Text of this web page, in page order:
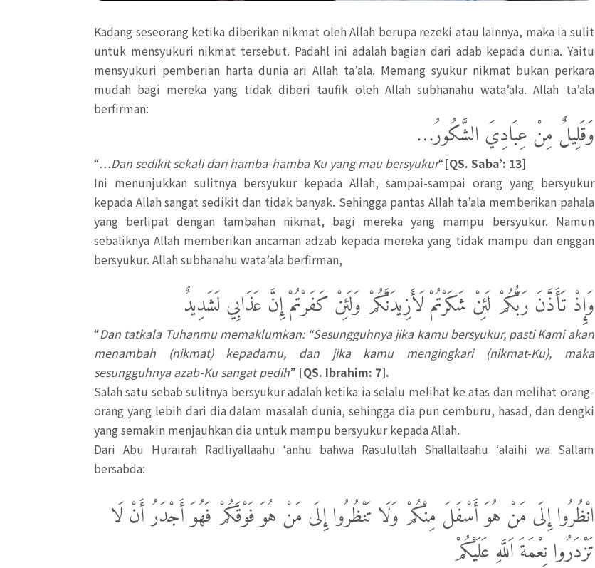
Kadang seseorang ketika diberikan nikmat oleh Allah berupa rezeki atau lainnya, maka ia sulit
untuk mensyukuri nikmat tersebut. Padahl ini adalah bagian dari adab kepada dunia. Yaitu
mensyukuri pemberian harta dunia ari Allah ta’ala. Memang syukur nikmat bukan perkara
mudah bagi mereka yang tidak diberi taufik oleh Allah subhanahu wata’ala. Allah ta’ala
berfirman:
وَقَلِيلٌ مِنْ عِبَادِيَ الشَّكُورُ…
“…Dan sedikit sekali dari hamba-hamba Ku yang mau bersyukur“[QS. Saba’: 13]
Ini menunjukkan sulitnya bersyukur kepada Allah, sampai-sampai orang yang bersyukur
kepada Allah sangat sedikit dan tidak banyak. Sehingga pantas Allah ta’ala memberikan pahala
yang berlipat dengan tambahan nikmat, bagi mereka yang mampu bersyukur. Namun
sebaliknya Allah memberikan ancaman adzab kepada mereka yang tidak mampu dan enggan
bersyukur. Allah subhanahu wata’ala berfirman,
وَإِذْ تَأَذَّنَ رَبُّكُمْ لَئِنْ شَكَرْتُمْ لَأَزِيدَنَّكُمْ وَلَئِنْ كَفَرْتُمْ إِنَّ عَذَابِي لَشَدِيدٌ
“Dan tatkala Tuhanmu memaklumkan: “Sesungguhnya jika kamu bersyukur, pasti Kami akan
menambah (nikmat) kepadamu, dan jika kamu mengingkari (nikmat-Ku), maka
sesungguhnya azab-Ku sangat pedih” [QS. Ibrahim: 7].
Salah satu sebab sulitnya bersyukur adalah ketika ia selalu melihat ke atas dan melihat orang-
orang yang lebih dari dia dalam masalah dunia, sehingga dia pun cemburu, hasad, dan dengki
yang semakin menjauhkan dia untuk mampu bersyukur kepada Allah.
Dari Abu Hurairah Radliyallaahu ‘anhu bahwa Rasulullah Shallallaahu ‘alaihi wa Sallam
bersabda:
انْظُرُوا إِلَى مَنْ هُوَ أَسْفَلَ مِنْكُمْ وَلَا تَنْظُرُوا إِلَى مَنْ هُوَ فَوْقَكُمْ فَهُوَ أَجْدَرُ أَنْ لَا
تَزْدَرُوا نِعْمَةَ اَللَّهِ عَلَيْكُمْ